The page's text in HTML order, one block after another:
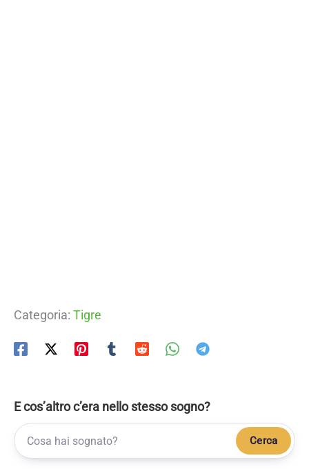
Categoria: Tigre
E cos’altro c’era nello stesso sogno?
Cerca